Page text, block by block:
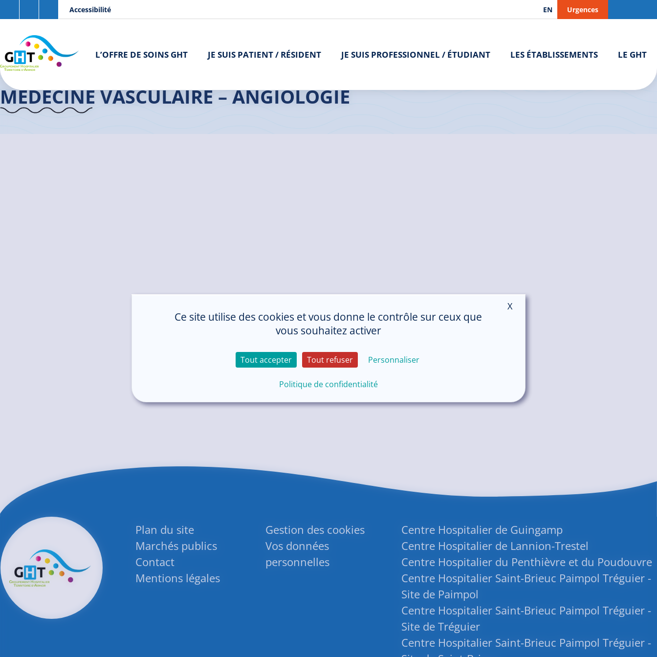
Aller au contenu principal
Accessibilité EN Urgences
L’OFFRE DE SOINS GHT JE SUIS PATIENT / RÉSIDENT JE SUIS PROFESSIONNEL / ÉTUDIANT LES ÉTABLISSEMENTS LE GHT
Accueil GHT> Médecine Vasculaire – Angiologie
MÉDECINE VASCULAIRE – ANGIOLOGIE
Plan du site
Marchés publics
Contact
Mentions légales
Gestion des cookies
Vos données
personnelles
Centre Hospitalier de Guingamp
Centre Hospitalier de Lannion-Trestel
Centre Hospitalier du Penthièvre et du Poudouvre
Centre Hospitalier Saint-Brieuc Paimpol Tréguier -
Site de Paimpol
Centre Hospitalier Saint-Brieuc Paimpol Tréguier -
Site de Tréguier
Centre Hospitalier Saint-Brieuc Paimpol Tréguier -
Panneau de gestion des cookies
Ce site utilise des cookies et vous donne le contrôle sur ceux que
vous souhaitez activer
Tout accepter Tout refuser Personnaliser
Politique de confidentialité
X